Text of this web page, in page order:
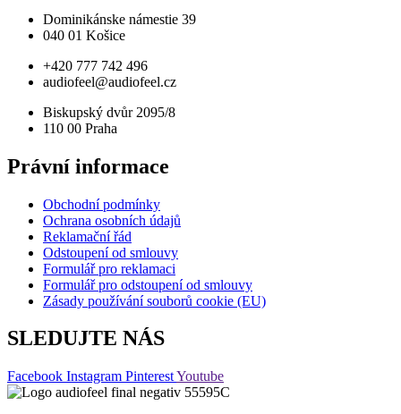
Dominikánske námestie 39
040 01 Košice
+420 777 742 496
audiofeel@audiofeel.cz
Biskupský dvůr 2095/8
110 00 Praha
Právní informace
Obchodní podmínky
Ochrana osobních údajů
Reklamační řád
Odstoupení od smlouvy
Formulář pro reklamaci
Formulář pro odstoupení od smlouvy
Zásady používání souborů cookie (EU)
SLEDUJTE NÁS
Facebook Instagram PinterestYoutube